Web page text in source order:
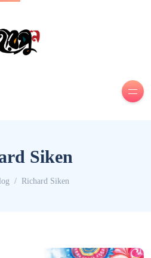
Siken
Richard Siken